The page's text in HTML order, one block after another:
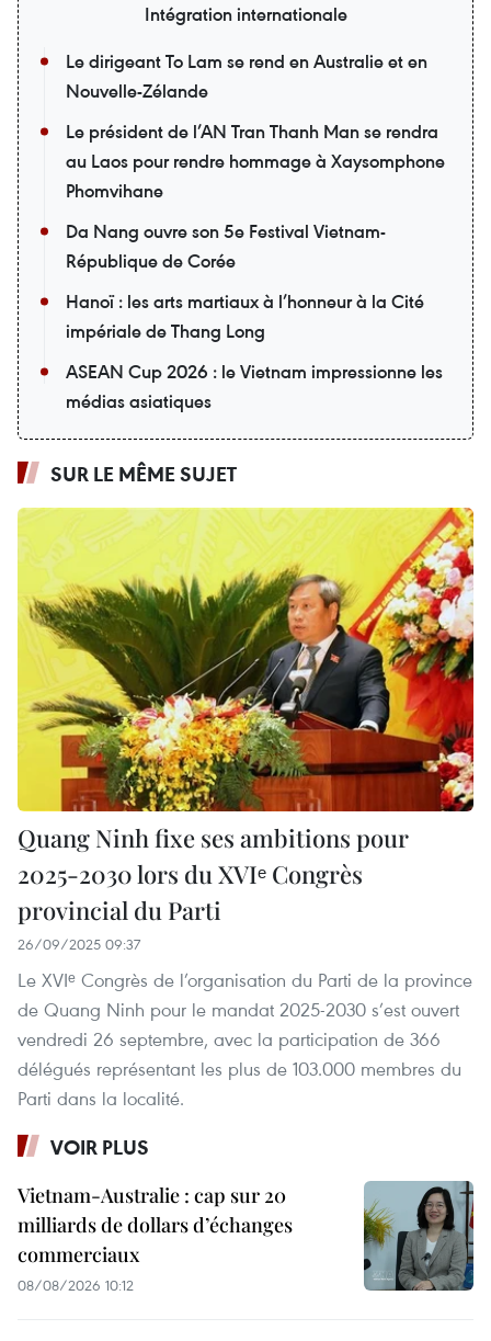
Intégration internationale
Le dirigeant To Lam se rend en Australie et en
Nouvelle-Zélande
Le président de l’AN Tran Thanh Man se rendra
au Laos pour rendre hommage à Xaysomphone
Phomvihane
Da Nang ouvre son 5e Festival Vietnam-
République de Corée
Hanoï : les arts martiaux à l’honneur à la Cité
impériale de Thang Long
ASEAN Cup 2026 : le Vietnam impressionne les
médias asiatiques
SUR LE MÊME SUJET
Quang Ninh fixe ses ambitions pour
2025-2030 lors du XVIᵉ Congrès
provincial du Parti
26/09/2025 09:37
Le XVIᵉ Congrès de l’organisation du Parti de la province
de Quang Ninh pour le mandat 2025-2030 s’est ouvert
vendredi 26 septembre, avec la participation de 366
délégués représentant les plus de 103.000 membres du
Parti dans la localité.
VOIR PLUS
Vietnam-Australie : cap sur 20
milliards de dollars d’échanges
commerciaux
08/08/2026 10:12